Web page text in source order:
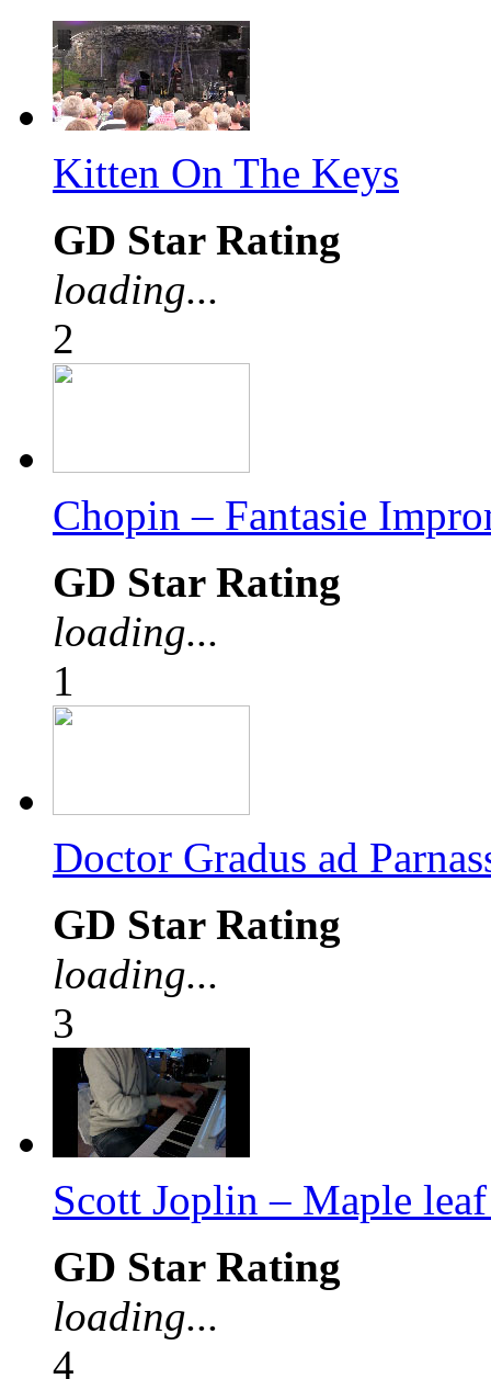
Kitten On The Keys
GD Star Rating
loading...
2
Chopin – Fantasie
GD Star Rating
loading...
1
Doctor Gradus ad
GD Star Rating
loading...
3
Scott Joplin – Maple
GD Star Rating
loading...
4